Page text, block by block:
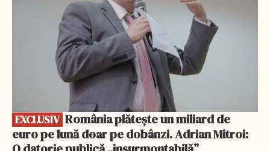
EXCLUSIV
euro pe lună doar pe dobânzi. Adrian Mitroi: